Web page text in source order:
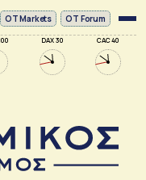
DAX 30 CAC 40
ΟΤ Markets OT Forum